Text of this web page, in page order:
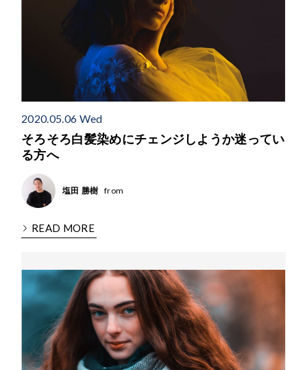
2020.05.06 Wed
そろそろ白髪染めにチェンジしようか迷ってい
る方へ
塩田 勝樹 from
READ MORE